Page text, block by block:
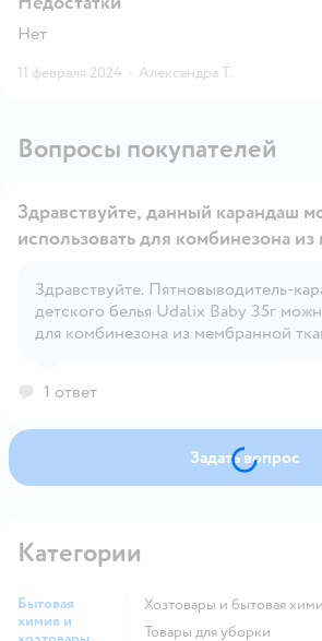
Нет
11 февраля 2024 · Александра Т.
Вопросы покупателей
Открыть
Здравствуйте, данный карандаш
использовать для комбинезона
Здравствуйте. Пятновыводитель-
детского белья Udalix Baby 35г
для комбинезона из мембранной
чтобы убедиться, что оно не
1 ответ
Задать вопрос
Категории
Бытовая
химия и
Хозтовары и бытовая
Товары для уборки